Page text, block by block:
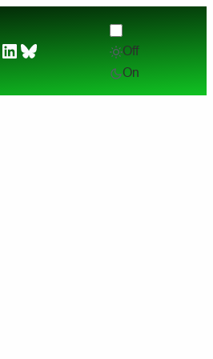
lado del charco. (2) ¿Por qué
LinkedIn
Bluesky
Off
On